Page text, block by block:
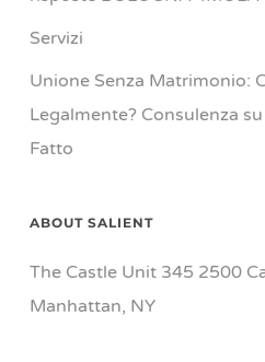
Servizi
Unione Senza Matrimonio:
Legalmente? Consulenza
Fatto
ABOUT SALIENT
The Castle Unit 345 2500
Manhattan, NY